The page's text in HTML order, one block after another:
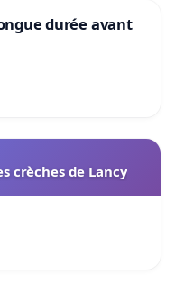
durée avant
crèches de Lancy